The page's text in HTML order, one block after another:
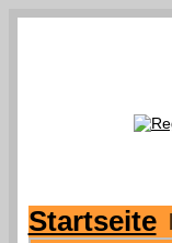
Startseite